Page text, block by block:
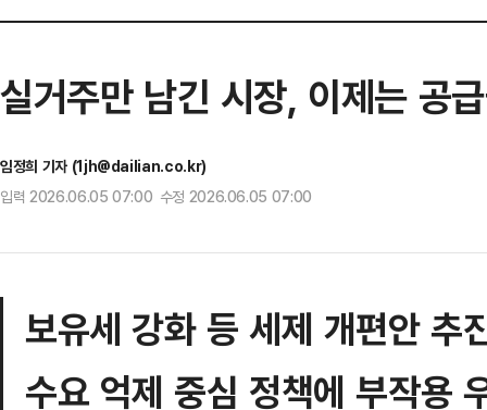
실거주만 남긴 시장, 이제는 공
임정희 기자 (1jh@dailian.co.kr)
입력 2026.06.05 07:00 수정 2026.06.05 07:00
보유세 강화 등 세제 개편안 추
수요 억제 중심 정책에 부작용